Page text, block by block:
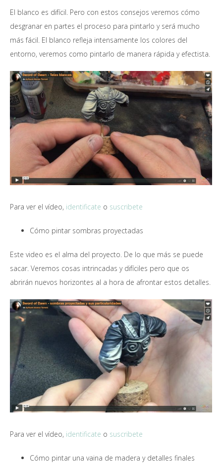
El blanco es difícil. Pero con estos consejos veremos cómo
desgranar en partes el proceso para pintarlo y será mucho
más fácil. El blanco refleja intensamente los colores del
entorno, veremos como pintarlo de manera rápida y efectista.
Para ver el vídeo, identificate o suscribete
Cómo pintar sombras proyectadas
Este video es el alma del proyecto. De lo que más se puede
sacar. Veremos cosas intrincadas y difíciles pero que os
abrirán nuevos horizontes al a hora de afrontar estos detalles.
Para ver el vídeo, identificate o suscribete
Cómo pintar una vaina de madera y detalles finales